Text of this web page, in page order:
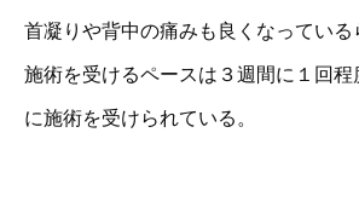
首凝りや背中の痛みも良くなっている
施術を受けるペースは３週間に１回程
に施術を受けられている。